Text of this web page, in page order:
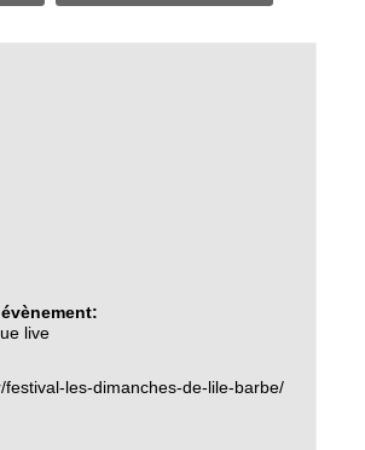
live
festival-les-dimanches-de-lile-barbe/